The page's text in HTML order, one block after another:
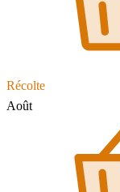
Récolte
Août